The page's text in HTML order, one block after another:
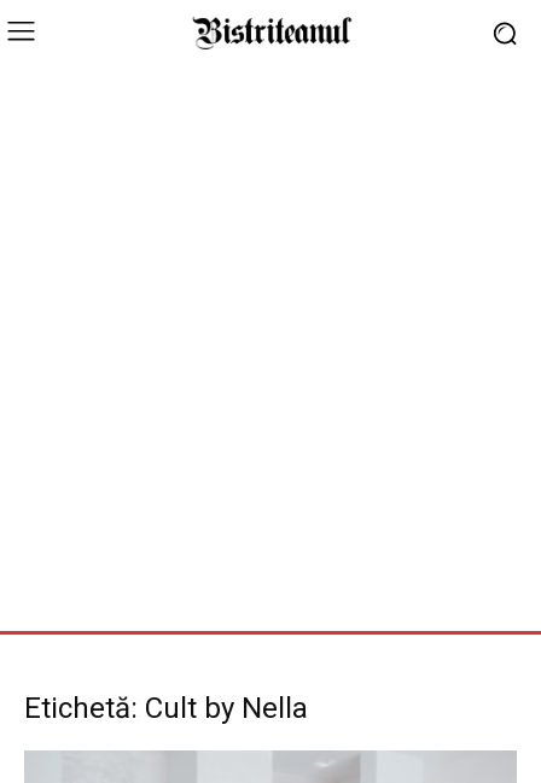
Etichetă: Cult by Nella